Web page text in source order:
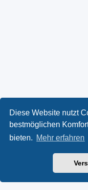
Diese Website nutzt
bestmöglichen
bieten. Mehr erfahren